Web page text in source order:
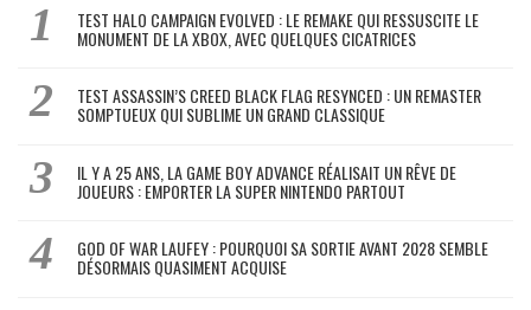
TEST HALO CAMPAIGN EVOLVED : LE REMAKE QUI RESSUSCITE LE
MONUMENT DE LA XBOX, AVEC QUELQUES CICATRICES
TEST ASSASSIN’S CREED BLACK FLAG RESYNCED : UN REMASTER
SOMPTUEUX QUI SUBLIME UN GRAND CLASSIQUE
IL Y A 25 ANS, LA GAME BOY ADVANCE RÉALISAIT UN RÊVE DE
JOUEURS : EMPORTER LA SUPER NINTENDO PARTOUT
GOD OF WAR LAUFEY : POURQUOI SA SORTIE AVANT 2028 SEMBLE
DÉSORMAIS QUASIMENT ACQUISE